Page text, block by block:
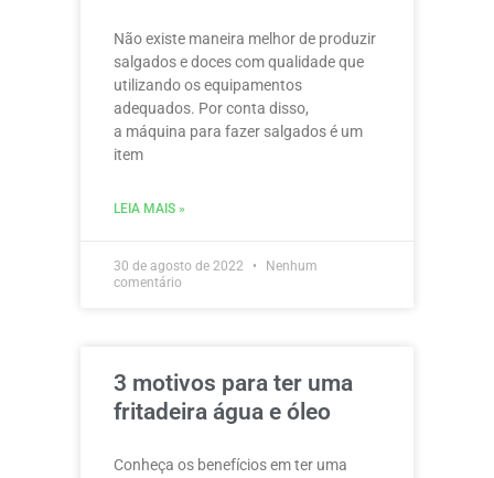
Não existe maneira melhor de produzir
salgados e doces com qualidade que
utilizando os equipamentos
adequados. Por conta disso,
a máquina para fazer salgados é um
item
LEIA MAIS »
30 de agosto de 2022
Nenhum
comentário
3 motivos para ter uma
fritadeira água e óleo
Conheça os benefícios em ter uma